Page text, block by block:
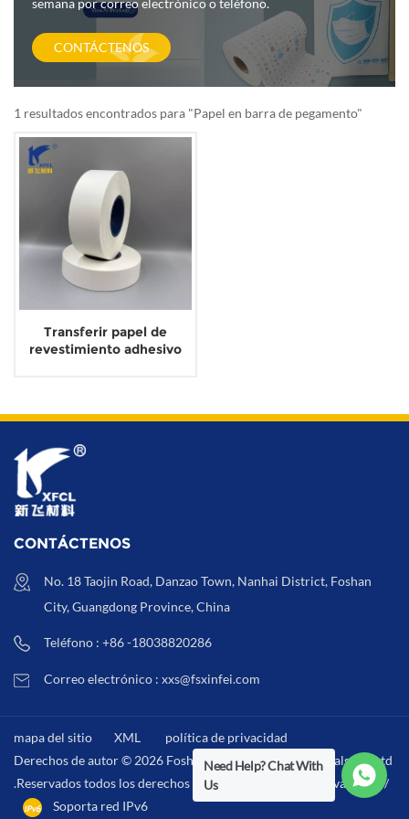
semana por correo electrónico o teléfono.
CONTÁCTENOS
1 resultados encontrados para "Papel en barra de pegamento"
Transferir papel de
revestimiento adhesivo
CONTÁCTENOS
No. 18 Taojin Road, Danzao Town, Nanhai District, Foshan
City, Guangdong Province, China
Teléfono : +86 -18038820286
Correo electrónico : xxs@fsxinfei.com
mapa del sitio XML
política de privacidad
Derechos de autor © 2026 Foshan Xinfei Hygiene Materials Co.,Ltd
.Reservados todos los derechos . / XML política de privacidad /
Soporta red IPv6
Need Help? Chat With
Us